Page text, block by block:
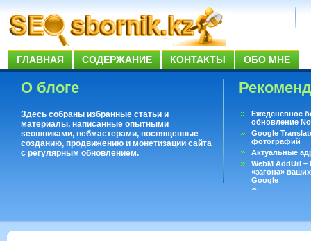
ГЛАВНАЯ СОДЕРЖАНИЕ КОНТАКТЫ ОБО МНЕ
О блоге
Здесь собраны избранные статьи и
материалы, написанные опытными
seoшниками, вебмастерами, посвященные
созданию, продвижению и монетизации сайта
с регулярным обновлением.
Ежеденевное
обновление
Google
фотографий
Актуальные
WebM AddUrl
«загона»
Google
Существует